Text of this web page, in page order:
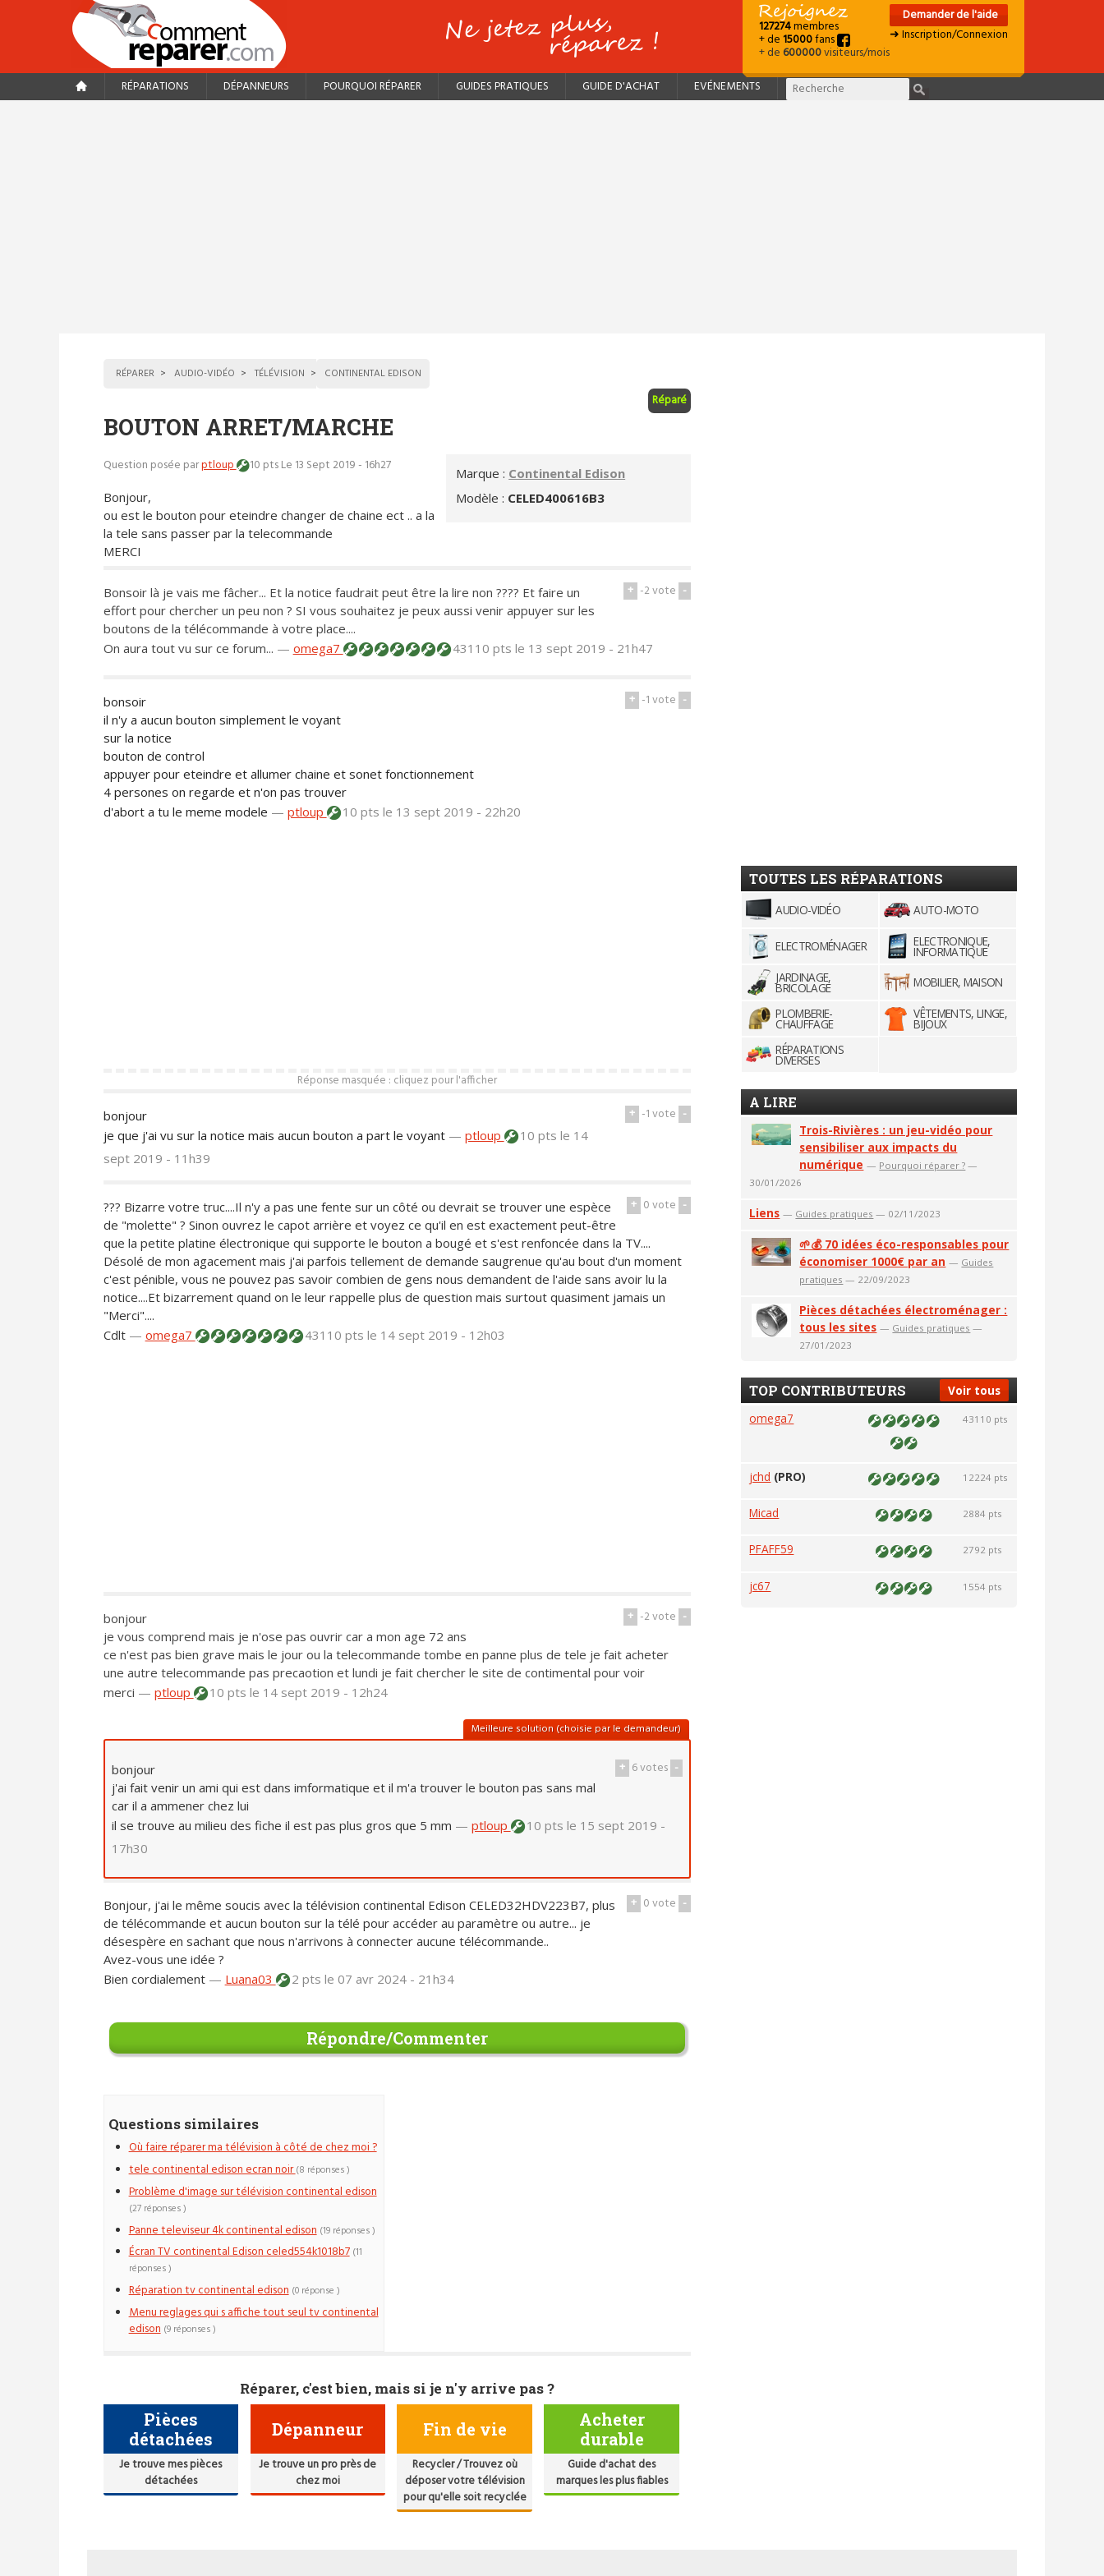
127274membres
+ de15000fans
+ de600000visiteurs/mois
Demander de l'aide
➜ Inscription/Connexion
RÉPARATIONS DÉPANNEURS POURQUOI RÉPARER GUIDES PRATIQUES GUIDE D'ACHAT EVÉNEMENTS
RÉPARER AUDIO-VIDÉO TÉLÉVISION CONTINENTAL EDISON
Réparé
BOUTON ARRET/MARCHE
Marque : Continental Edison
Modèle : CELED400616B3
Question posée parptloup 10 ptsLe 13 Sept 2019 - 16h27
Bonjour,
ou est le bouton pour eteindre changer de chaine ect .. a la
la tele sans passer par la telecommande
MERCI
+ -2vote -
Bonsoir là je vais me fâcher... Et la notice faudrait peut être la lire non ???? Et faire un
effort pour chercher un peu non ? SI vous souhaitez je peux aussi venir appuyer sur les
boutons de la télécommande à votre place....
On aura tout vu sur ce forum... — omega7 43110 pts le 13 sept 2019 - 21h47
+ -1vote -
bonsoir
il n'y a aucun bouton simplement le voyant
sur la notice
bouton de control
appuyer pour eteindre et allumer chaine et sonet fonctionnement
4 persones on regarde et n'on pas trouver
d'abort a tu le meme modele — ptloup 10 pts le 13 sept 2019 - 22h20
Réponse masquée : cliquez pour l'afficher
+ -1vote -
bonjour
je que j'ai vu sur la notice mais aucun bouton a part le voyant — ptloup 10 pts le 14
sept 2019 - 11h39
+ 0vote -
??? Bizarre votre truc....Il n'y a pas une fente sur un côté ou devrait se trouver une espèce
de "molette" ? Sinon ouvrez le capot arrière et voyez ce qu'il en est exactement peut-être
que la petite platine électronique qui supporte le bouton a bougé et s'est renfoncée dans la TV....
Désolé de mon agacement mais j'ai parfois tellement de demande saugrenue qu'au bout d'un moment
c'est pénible, vous ne pouvez pas savoir combien de gens nous demandent de l'aide sans avoir lu la
notice....Et bizarrement quand on le leur rappelle plus de question mais surtout quasiment jamais un
"Merci"....
Cdlt — omega7 43110 pts le 14 sept 2019 - 12h03
+ -2vote -
bonjour
je vous comprend mais je n'ose pas ouvrir car a mon age 72 ans
ce n'est pas bien grave mais le jour ou la telecommande tombe en panne plus de tele je fait acheter
une autre telecommande pas precaotion et lundi je fait chercher le site de contimental pour voir
merci — ptloup 10 pts le 14 sept 2019 - 12h24
Meilleure solution (choisie par le demandeur)
+ 6votes -
bonjour
j'ai fait venir un ami qui est dans imformatique et il m'a trouver le bouton pas sans mal
car il a ammener chez lui
il se trouve au milieu des fiche il est pas plus gros que 5 mm — ptloup 10 pts le 15 sept 2019 -
17h30
+ 0vote -
Bonjour, j'ai le même soucis avec la télévision continental Edison CELED32HDV223B7, plus
de télécommande et aucun bouton sur la télé pour accéder au paramètre ou autre... je
désespère en sachant que nous n'arrivons à connecter aucune télécommande..
Avez-vous une idée ?
Bien cordialement — Luana03 2 pts le 07 avr 2024 - 21h34
Répondre/Commenter
Questions similaires
Où faire réparer ma télévision à côté de chez moi ?
tele continental edison ecran noir(8 réponses )
Problème d'image sur télévision continental edison
(27 réponses )
Panne televiseur 4k continental edison (19 réponses )
Écran TV continental Edison celed554k1018b7 (11
réponses )
Réparation tv continental edison (0 réponse )
Menu reglages qui s affiche tout seul tv continental
edison (9 réponses )
Réparer, c'est bien, mais si je n'y arrive pas ?
Pièces
détachées
Je trouve mes pièces
détachées
Dépanneur
Je trouve un pro près de
chez moi
Fin de vie
Recycler / Trouvez où
déposer votre télévision
pour qu'elle soit recyclée
Acheter
durable
Guide d'achat des
marques les plus fiables
TOUTES LES RÉPARATIONS
AUDIO-VIDÉO AUTO-MOTO
ELECTROMÉNAGER ELECTRONIQUE,
INFORMATIQUE
JARDINAGE,
BRICOLAGE
MOBILIER, MAISON
PLOMBERIE-
CHAUFFAGE
VÊTEMENTS, LINGE,
BIJOUX
RÉPARATIONS
DIVERSES
A LIRE
Trois-Rivières : un jeu-vidéo pour
sensibiliser aux impacts du
numérique — Pourquoi réparer ? —
30/01/2026
Liens — Guides pratiques — 02/11/2023
🌱💰 70 idées éco-responsables pour
économiser 1000€ par an — Guides
pratiques — 22/09/2023
Pièces détachées électroménager :
tous les sites — Guides pratiques —
27/01/2023
Voir tous
TOP CONTRIBUTEURS
omega7 43110 pts
jchd (PRO) 12224 pts
Micad 2884 pts
PFAFF59 2792 pts
jc67 1554 pts